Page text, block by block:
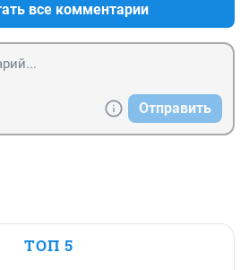
все комментарии
Отправить
ТОП 5